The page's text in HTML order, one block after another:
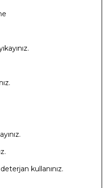
kullanınız.